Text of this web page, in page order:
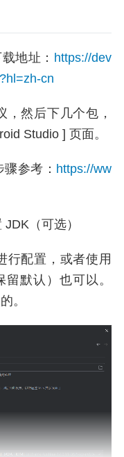
地址： https://dev
cn
然后下几个包，
Studio ] 页面。
参考： https://ww
（可选）
行配置，或者使用
默认）也可以。
。